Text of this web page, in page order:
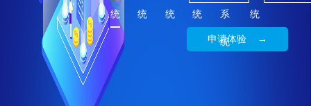
统 统 统 统 系
统
统
申请体验 →